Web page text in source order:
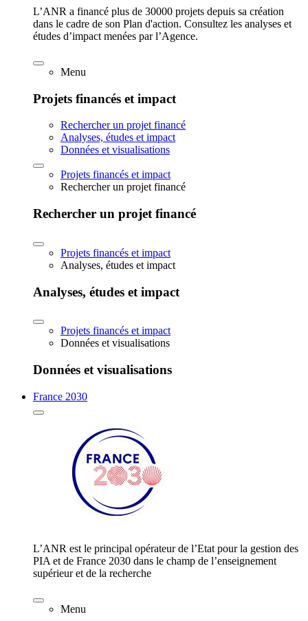
L’ANR a financé plus de 30000 projets depuis sa création
dans le cadre de son Plan d'action. Consultez les analyses et
études d’impact menées par l’Agence.
Menu
Projets financés et impact
Rechercher un projet financé
Analyses, études et impact
Données et visualisations
Projets financés et impact
Rechercher un projet financé
Rechercher un projet financé
Projets financés et impact
Analyses, études et impact
Analyses, études et impact
Projets financés et impact
Données et visualisations
Données et visualisations
France 2030
L’ANR est le principal opérateur de l’Etat pour la gestion des
PIA et de France 2030 dans le champ de l’enseignement
supérieur et de la recherche
Menu